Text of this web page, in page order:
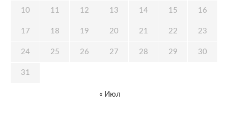
10 11 12 13 14 15 16
17 18 19 20 21 22 23
24 25 26 27 28 29 30
31
« Июл